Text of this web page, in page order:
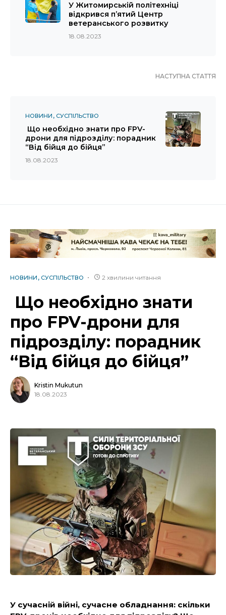
У Житомирській політехніці
відкрився п’ятий Центр
ветеранського розвитку
18.08.2023
НАСТУПНА СТАТТЯ
НОВИНИ СУСПІЛЬСТВО
Що необхідно знати про FPV-
дрони для підрозділу: порадник
“Від бійця до бійця”
18.08.2023
НОВИНИ СУСПІЛЬСТВО 2 хвилини читання
Що необхідно знати
про FPV-дрони для
підрозділу: порадник
“Від бійця до бійця”
Kristin Mukutun
18.08.2023
У сучасній війні, сучасне обладнання: скільки